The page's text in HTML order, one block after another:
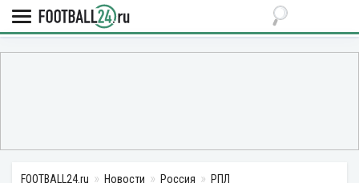
FOOTBALL24.ru Новости Россия РПЛ